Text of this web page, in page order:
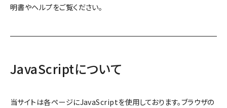
明書やヘルプをご覧ください。
JavaScriptについて
当サイトは各ページにJavaScriptを使用しております。ブラウザの